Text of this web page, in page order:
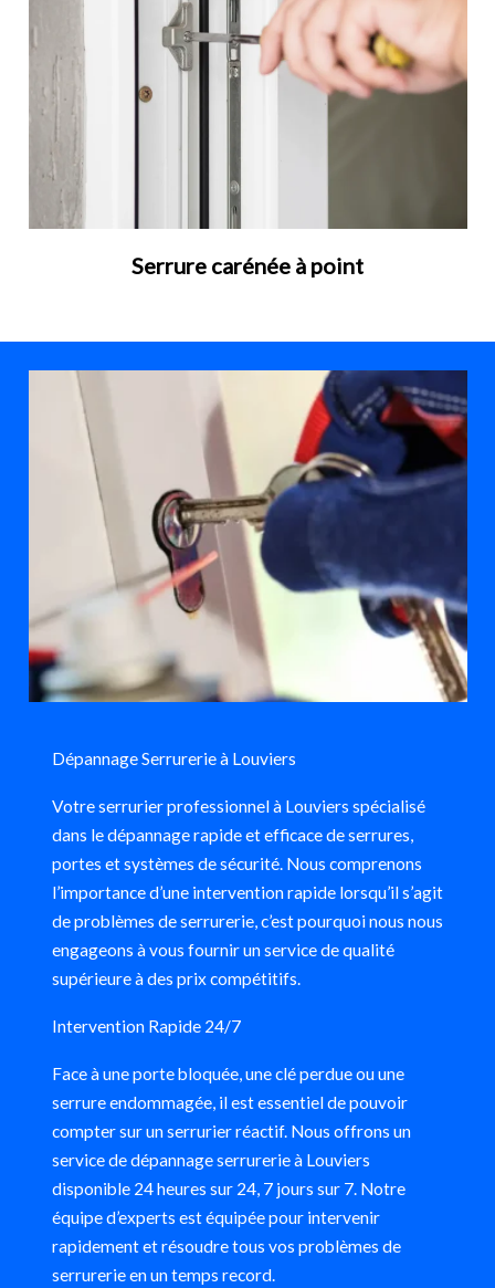
Serrure carénée à point
Dépannage Serrurerie à Louviers
Votre serrurier professionnel à Louviers spécialisé
dans le dépannage rapide et efficace de serrures,
portes et systèmes de sécurité. Nous comprenons
l’importance d’une intervention rapide lorsqu’il s’agit
de problèmes de serrurerie, c’est pourquoi nous nous
engageons à vous fournir un service de qualité
supérieure à des prix compétitifs.
Intervention Rapide 24/7
Face à une porte bloquée, une clé perdue ou une
serrure endommagée, il est essentiel de pouvoir
compter sur un serrurier réactif. Nous offrons un
service de dépannage serrurerie à Louviers
disponible 24 heures sur 24, 7 jours sur 7. Notre
équipe d’experts est équipée pour intervenir
rapidement et résoudre tous vos problèmes de
serrurerie en un temps record.